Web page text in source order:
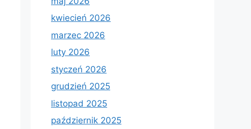
kwiecień 2026
marzec 2026
luty 2026
styczeń 2026
grudzień 2025
listopad 2025
październik 2025